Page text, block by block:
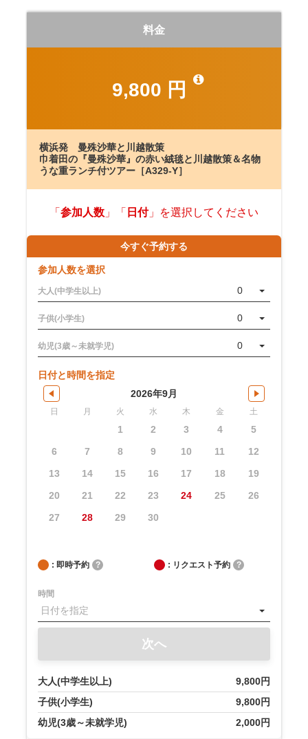
料金
9,800 円
横浜発 曼殊沙華と川越散策
巾着田の『曼殊沙華』の赤い絨毯と川越散策＆名物
うな重ランチ付ツアー［A329-Y］
「 参加人数 」「 日付」を選択してください